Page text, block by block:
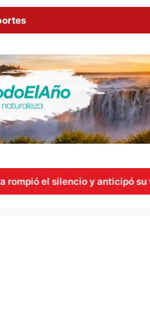
y anticipó su voto para el